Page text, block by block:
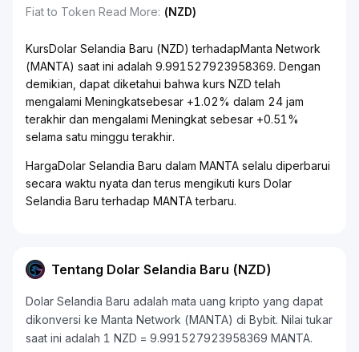
Fiat to Token Read More: (NZD)
KursDolar Selandia Baru (NZD) terhadapManta Network
(MANTA) saat ini adalah 9.991527923958369. Dengan
demikian, dapat diketahui bahwa kurs NZD telah
mengalami Meningkatsebesar +1.02% dalam 24 jam
terakhir dan mengalami Meningkat sebesar +0.51%
selama satu minggu terakhir.
HargaDolar Selandia Baru dalam MANTA selalu diperbarui
secara waktu nyata dan terus mengikuti kurs Dolar
Selandia Baru terhadap MANTA terbaru.
Tentang Dolar Selandia Baru (NZD)
Dolar Selandia Baru adalah mata uang kripto yang dapat
dikonversi ke Manta Network (MANTA) di Bybit. Nilai tukar
saat ini adalah 1 NZD = 9.991527923958369 MANTA.